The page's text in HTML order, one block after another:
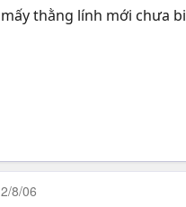
mấy thằng lính mới chưa
2/8/06